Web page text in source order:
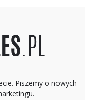
Piszemy o nowych